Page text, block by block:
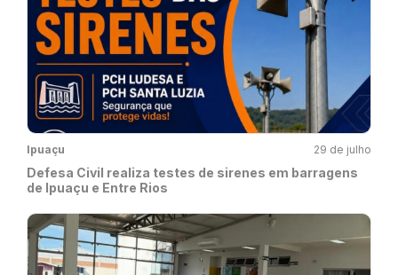
Ipuaçu 29 de julho
Defesa Civil realiza testes de sirenes em barragens
de Ipuaçu e Entre Rios